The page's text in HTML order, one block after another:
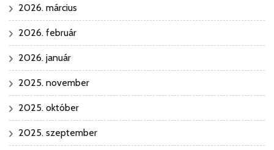
2026. március
2026. február
2026. január
2025. november
2025. október
2025. szeptember